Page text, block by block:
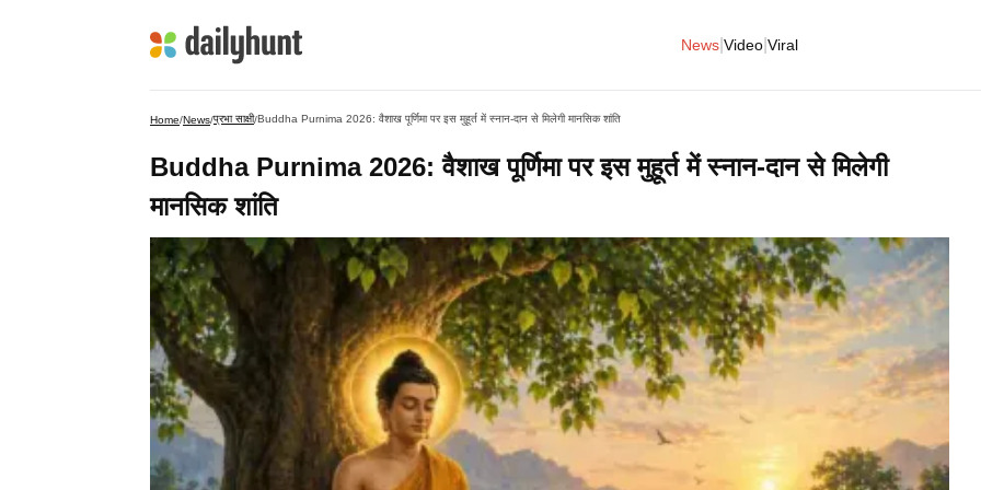
News Video Viral
Home/News/प्रभा साक्षी/Buddha Purnima 2026: वैशाख पूर्णिमा पर इस मुहूर्त में स्नान-दान से मिलेगी मानसिक शांति
Buddha Purnima 2026: वैशाख पूर्णिमा पर इस मुहूर्त में स्नान-दान से मिलेगी
मानसिक शांति